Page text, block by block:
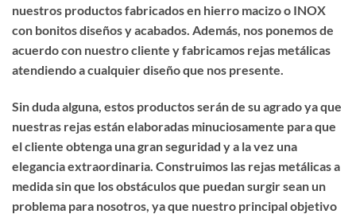
nuestros productos fabricados en hierro macizo o INOX
con bonitos diseños y acabados. Además, nos ponemos de
acuerdo con nuestro cliente y fabricamos rejas metálicas
atendiendo a cualquier diseño que nos presente.
Sin duda alguna, estos productos serán de su agrado ya que
nuestras rejas están elaboradas minuciosamente para que
el cliente obtenga una gran seguridad y a la vez una
elegancia extraordinaria. Construimos las rejas metálicas a
medida sin que los obstáculos que puedan surgir sean un
problema para nosotros, ya que nuestro principal objetivo